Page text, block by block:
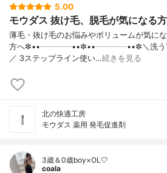
5.00
モウダス 抜け毛、脱毛が気になる
薄毛・抜け毛のお悩みやボリュームが気に
方へ✼••┈┈┈┈••✼••┈┈┈┈••✼＼洗う育
／ 3ステップライン使い…続きを見る
北の快適工房
モウダス 薬用 発毛促進剤
3歳＆0歳boy×OL🤍
coala